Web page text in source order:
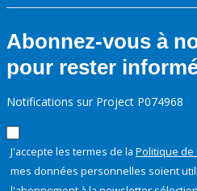
Abonnez-vous à
pour rester
Notifications sur Project P074968
J'accepte les termes de la Politique
mes données personnelles soient